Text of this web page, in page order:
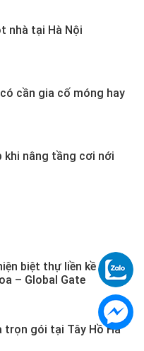
nhà tại Hà Nội
cần gia cố móng hay
khi nâng tầng cơi nới
biệt thự liền kề
– Global Gate
trọn gói tại Tây Hồ Hà